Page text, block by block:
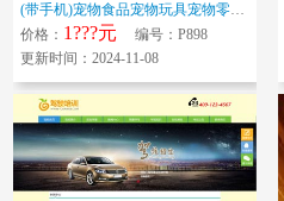
(带手机)宠物食品宠物玩具宠物零食宠物用品宠物美容宠物寄养企业网站模板 ...
价格： 1???元 编号：P898
更新时间：2024-11-08